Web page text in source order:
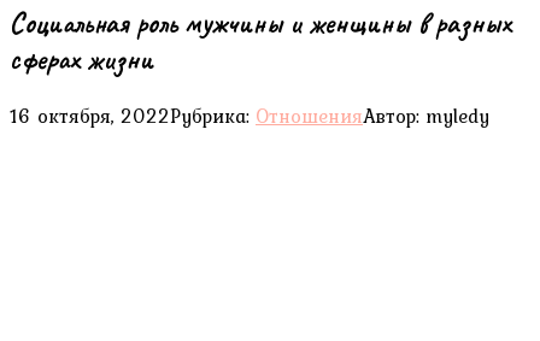
Социальная роль мужчины и женщины в разных
сферах жизни
16 октября, 2022Рубрика: ОтношенияАвтор: myledy